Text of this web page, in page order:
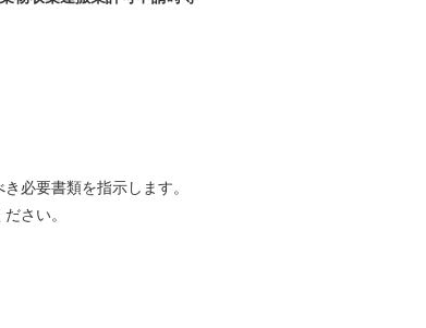
必要書類を指示します。
さい。